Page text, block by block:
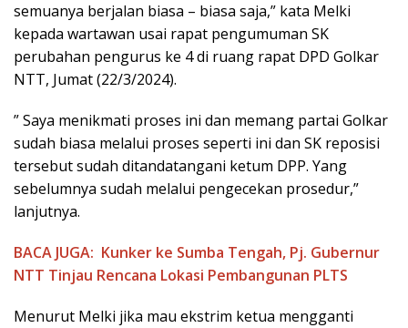
semuanya berjalan biasa – biasa saja,” kata Melki
kepada wartawan usai rapat pengumuman SK
perubahan pengurus ke 4 di ruang rapat DPD Golkar
NTT, Jumat (22/3/2024).
” Saya menikmati proses ini dan memang partai Golkar
sudah biasa melalui proses seperti ini dan SK reposisi
tersebut sudah ditandatangani ketum DPP. Yang
sebelumnya sudah melalui pengecekan prosedur,”
lanjutnya.
BACA JUGA: Kunker ke Sumba Tengah, Pj. Gubernur
NTT Tinjau Rencana Lokasi Pembangunan PLTS
Menurut Melki jika mau ekstrim ketua mengganti